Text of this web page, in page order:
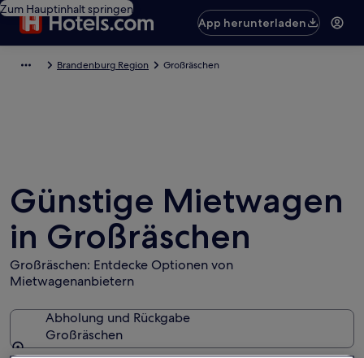
Zum Hauptinhalt springen
App herunterladen
Brandenburg Region Großräschen
Günstige Mietwagen
in Großräschen
Großräschen: Entdecke Optionen von
Mietwagenanbietern
Abholung und Rückgabe
Großräschen